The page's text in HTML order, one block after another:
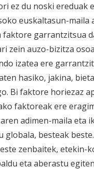
ez du noski ereduak
euskaltasun-maila
faktore garrantzitsua
zein auzo-bizitza
izatea ere
hasiko, jakina,
Bi faktore horiezaz
faktoreak ere
adimen-maila eta
globala, besteak
zenbaitek, etekin-
eta aberastu